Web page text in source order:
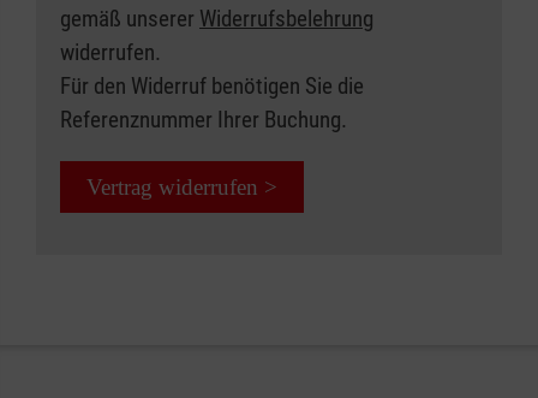
gemäß unserer Widerrufsbelehrung
widerrufen.
Für den Widerruf benötigen Sie die
Referenznummer Ihrer Buchung.
Vertrag widerrufen >